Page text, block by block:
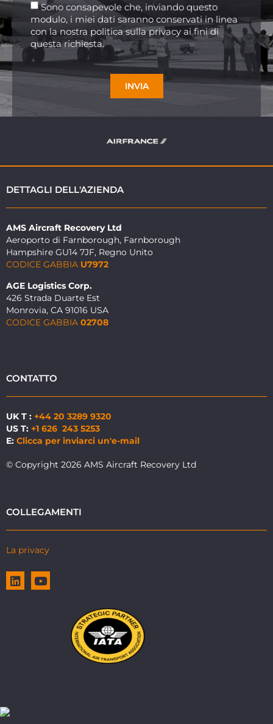
Sono consapevole che, inviando questo
modulo, i miei dati saranno conservati in linea
con la nostra politica sulla privacy ai fini di
questa richiesta.
INVIA
DETTAGLI DELL'AZIENDA
AMS Aircraft Recovery Ltd
Aeroporto di Farnborough, Farnborough
Hampshire GU14 7JF, Regno Unito
CODICE GABBIA U7972
AGE Logistics Corp.
426 Strada Duarte Est
Monrovia, CA 91016 USA
CODICE GABBIA 02708
CONTATTO
UK T : +44 20 3289 9320
US T: +1 626 243 5253
E: Clicca per inviarci un'e-mail
© Copyright 2026 AMS Aircraft Recovery Ltd
COLLEGAMENTI
La privacy